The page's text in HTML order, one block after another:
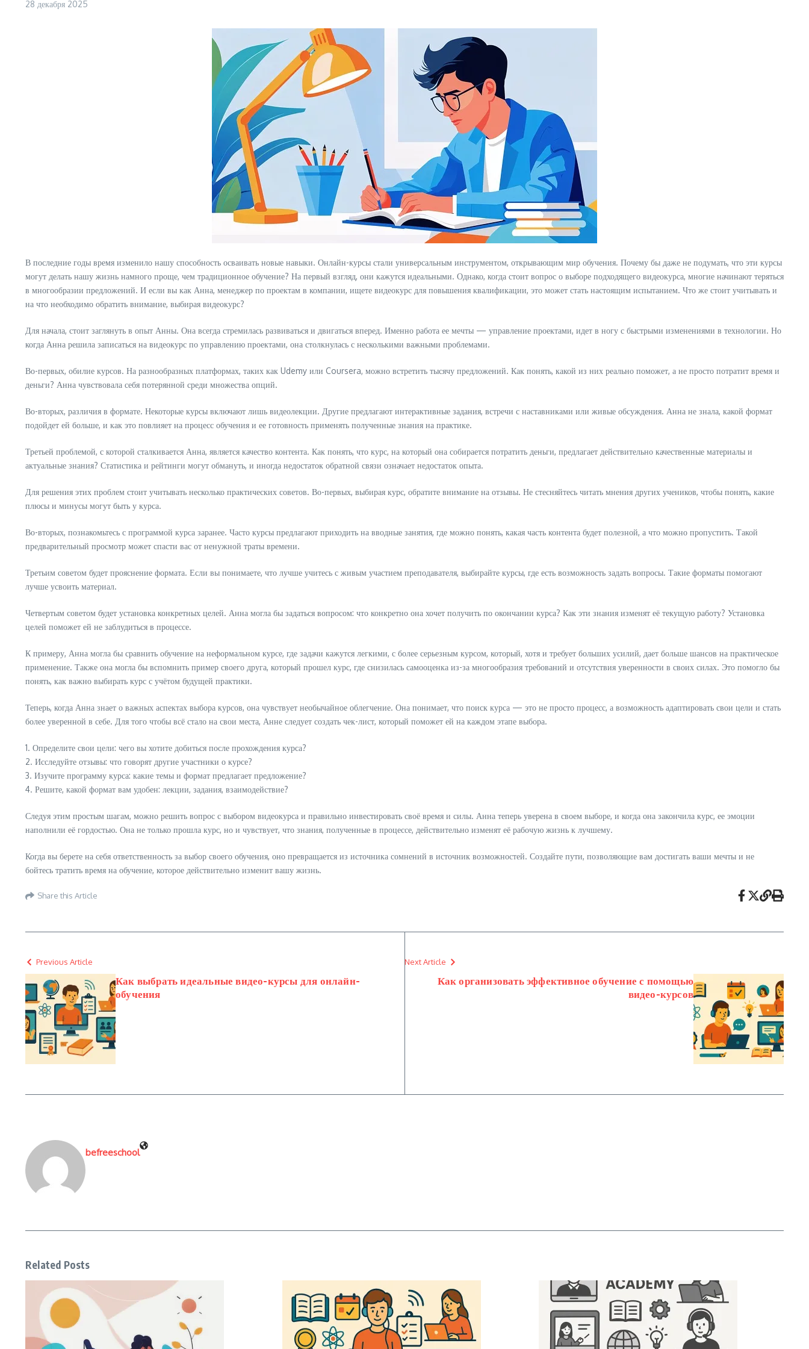
28 декабря 2025
В последние годы время изменило нашу способность осваивать новые навыки. Онлайн-курсы стали универсальным инструментом, открывающим мир обучения. Почему бы даже не подумать, что эти курсы
могут делать нашу жизнь намного проще, чем традиционное обучение? На первый взгляд, они кажутся идеальными. Однако, когда стоит вопрос о выборе подходящего видеокурса, многие начинают теряться
в многообразии предложений. И если вы как Анна, менеджер по проектам в компании, ищете видеокурс для повышения квалификации, это может стать настоящим испытанием. Что же стоит учитывать и
на что необходимо обратить внимание, выбирая видеокурс?
Для начала, стоит заглянуть в опыт Анны. Она всегда стремилась развиваться и двигаться вперед. Именно работа ее мечты — управление проектами, идет в ногу с быстрыми изменениями в технологии. Но
когда Анна решила записаться на видеокурс по управлению проектами, она столкнулась с несколькими важными проблемами.
Во-первых, обилие курсов. На разнообразных платформах, таких как Udemy или Coursera, можно встретить тысячу предложений. Как понять, какой из них реально поможет, а не просто потратит время и
деньги? Анна чувствовала себя потерянной среди множества опций.
Во-вторых, различия в формате. Некоторые курсы включают лишь видеолекции. Другие предлагают интерактивные задания, встречи с наставниками или живые обсуждения. Анна не знала, какой формат
подойдет ей больше, и как это повлияет на процесс обучения и ее готовность применять полученные знания на практике.
Третьей проблемой, с которой сталкивается Анна, является качество контента. Как понять, что курс, на который она собирается потратить деньги, предлагает действительно качественные материалы и
актуальные знания? Статистика и рейтинги могут обмануть, и иногда недостаток обратной связи означает недостаток опыта.
Для решения этих проблем стоит учитывать несколько практических советов. Во-первых, выбирая курс, обратите внимание на отзывы. Не стесняйтесь читать мнения других учеников, чтобы понять, какие
плюсы и минусы могут быть у курса.
Во-вторых, познакомьтесь с программой курса заранее. Часто курсы предлагают приходить на вводные занятия, где можно понять, какая часть контента будет полезной, а что можно пропустить. Такой
предварительный просмотр может спасти вас от ненужной траты времени.
Третьим советом будет прояснение формата. Если вы понимаете, что лучше учитесь с живым участием преподавателя, выбирайте курсы, где есть возможность задать вопросы. Такие форматы помогают
лучше усвоить материал.
Четвертым советом будет установка конкретных целей. Анна могла бы задаться вопросом: что конкретно она хочет получить по окончании курса? Как эти знания изменят её текущую работу? Установка
целей поможет ей не заблудиться в процессе.
К примеру, Анна могла бы сравнить обучение на неформальном курсе, где задачи кажутся легкими, с более серьезным курсом, который, хотя и требует больших усилий, дает больше шансов на практическое
применение. Также она могла бы вспомнить пример своего друга, который прошел курс, где снизилась самооценка из-за многообразия требований и отсутствия уверенности в своих силах. Это помогло бы
понять, как важно выбирать курс с учётом будущей практики.
Теперь, когда Анна знает о важных аспектах выбора курсов, она чувствует необычайное облегчение. Она понимает, что поиск курса — это не просто процесс, а возможность адаптировать свои цели и стать
более уверенной в себе. Для того чтобы всё стало на свои места, Анне следует создать чек-лист, который поможет ей на каждом этапе выбора.
1. Определите свои цели: чего вы хотите добиться после прохождения курса?
2. Исследуйте отзывы: что говорят другие участники о курсе?
3. Изучите программу курса: какие темы и формат предлагает предложение?
4. Решите, какой формат вам удобен: лекции, задания, взаимодействие?
Следуя этим простым шагам, можно решить вопрос с выбором видеокурса и правильно инвестировать своё время и силы. Анна теперь уверена в своем выборе, и когда она закончила курс, ее эмоции
наполнили её гордостью. Она не только прошла курс, но и чувствует, что знания, полученные в процессе, действительно изменят её рабочую жизнь к лучшему.
Когда вы берете на себя ответственность за выбор своего обучения, оно превращается из источника сомнений в источник возможностей. Создайте пути, позволяющие вам достигать ваши мечты и не
бойтесь тратить время на обучение, которое действительно изменит вашу жизнь.
Share this Article
Previous Article
Как выбрать идеальные видео-курсы для онлайн-
обучения
Next Article
Как организовать эффективное обучение с помощью
видео-курсов
befreeschool
Related Posts